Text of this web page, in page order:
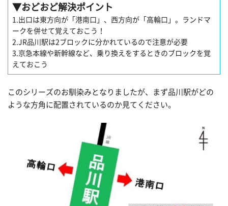
▼おどおど解決ポイント
1.出口は東方向が「港南口」、西方向が「高輪口」。ランドマ
ークを併せて覚えておこう！
2.JR品川駅は2ブロックに分かれているので注意が必要
3.京急本線や新幹線など、乗り換えをするときのブロックを覚
えておこう
このシリーズのお馴染みとなりましたが、まず品川駅がどの
ような方角に配置されているのか見てください。